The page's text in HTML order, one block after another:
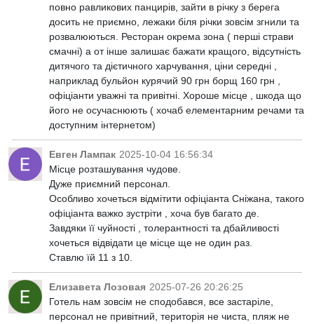
повно равликових панцирів, зайти в річку з берега
досить не приємно, лежаки біля річки зовсім згнили та
розвалюються. Ресторан окрема зона ( перші страви
смачні) а от інше залишає бажати кращого, відсутність
дитячого та дієтичного харчування, ціни середні ,
наприклад бульйон курячий 90 грн борщ 160 грн ,
офіціанти уважні та привітні. Хороше місце , шкода що
його не осучаснюють ( хочаб елементарним речами та
доступним інтернетом)
Евген Лампак 2025-10-04 16:56:34
Місце розташування чудове.
Дуже приємний персонал.
Особливо хочеться відмітити офіціанта Сніжана, такого
офіціанта важко зустріти , хоча був багато де.
Завдяки її чуйності , толерантності та дбайливості
хочеться відвідати це місце ще не один раз.
Ставлю їй 11 з 10.
Елизавета Лозовая 2025-07-26 20:26:25
Готель нам зовсім не сподобався, все застаріле,
персонал не привітний, територія не чиста, пляж не